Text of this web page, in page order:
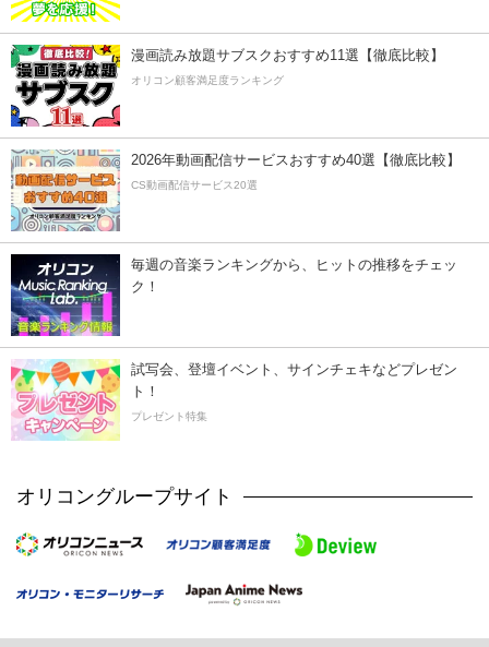
漫画読み放題サブスクおすすめ11選【徹底比較】
オリコン顧客満足度ランキング
2026年動画配信サービスおすすめ40選【徹底比較】
CS動画配信サービス20選
毎週の音楽ランキングから、ヒットの推移をチェッ
ク！
試写会、登壇イベント、サインチェキなどプレゼン
ト！
プレゼント特集
オリコングループサイト